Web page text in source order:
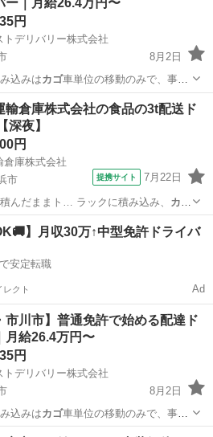
ー｜月給26.4万円〜
円
トデリバリー株式会社
8月2日
込みはカゴ車単位の移動のみで、事務
未経験
輸倉庫株式会社の食品の3t配送ド
深夜】
円
倉庫株式会社
市
提携サイト 7月22日
んだままト… ラックに積み込み、 カゴ
ー店舗へのカゴ台車での配送。 ※…
】月収30万↑中型免許ドライバ
安定転職
レクト Ad
市川市】普通免許で始める配達ド
月給26.4万円〜
円
トデリバリー株式会社
8月2日
込みはカゴ車単位の移動のみで、事務
未経験